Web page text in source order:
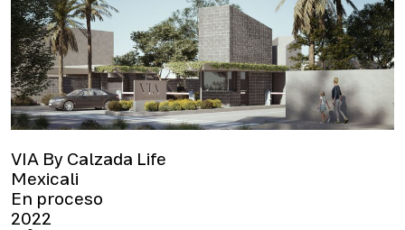
VIA By Calzada Life
Mexicali
En proceso
2022